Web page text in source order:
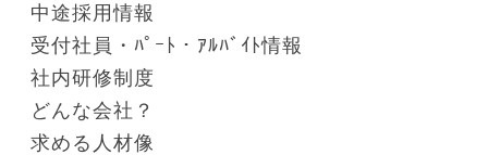
中途採用情報
受付社員・ﾊﾟｰﾄ・ｱﾙﾊﾞｲﾄ情報
社内研修制度
どんな会社？
求める人材像